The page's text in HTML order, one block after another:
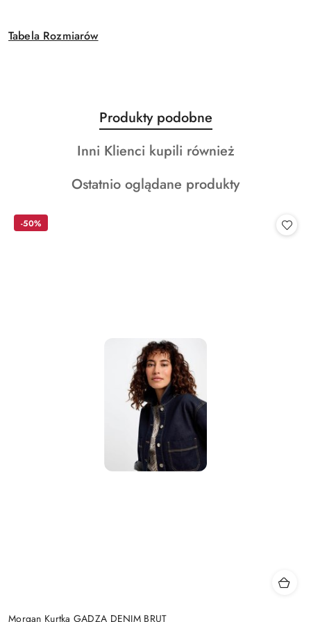
Tabela Rozmiarów
Pomiń karuzelę produktów
Produkty
o
statusie:
Produkty podobne
Produkty
statusie:
Inni Klienci kupili również
Produkty
Ostatnio oglądane produkty
Morgan Kurtka GADZA DENIM BRUT
-50%